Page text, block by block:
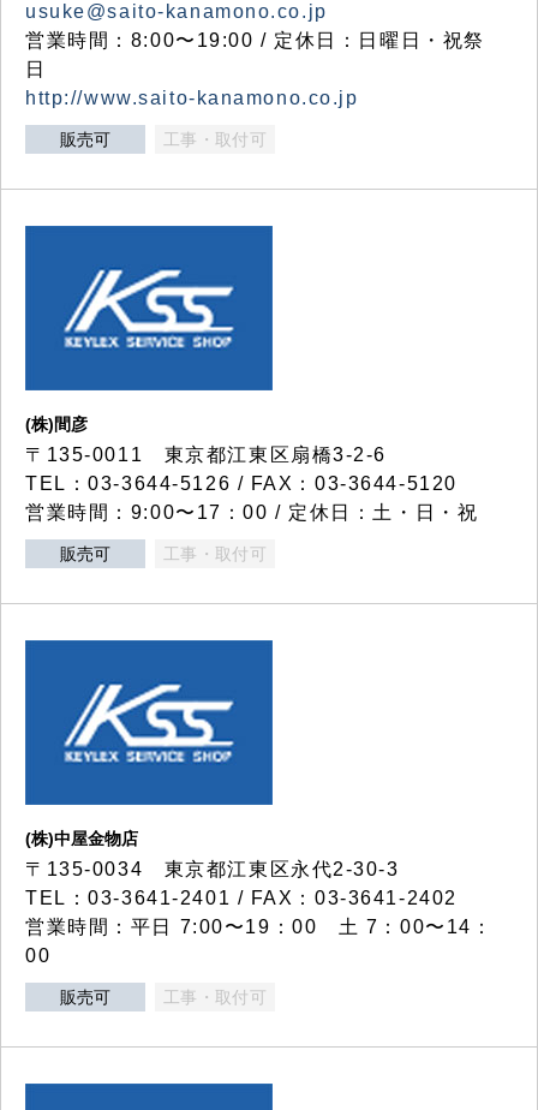
usuke@saito-kanamono.co.jp
営業時間：8:00〜19:00 / 定休日：日曜日・祝祭
日
http://www.saito-kanamono.co.jp
販売可 工事・取付可
(株)間彦
〒135-0011 東京都江東区扇橋3-2-6
TEL：03-3644-5126 / FAX：03-3644-5120
営業時間：9:00〜17：00 / 定休日：土・日・祝
販売可 工事・取付可
(株)中屋金物店
〒135-0034 東京都江東区永代2-30-3
TEL：03-3641-2401 / FAX：03-3641-2402
営業時間：平日 7:00〜19：00 土 7：00〜14：
00
販売可 工事・取付可